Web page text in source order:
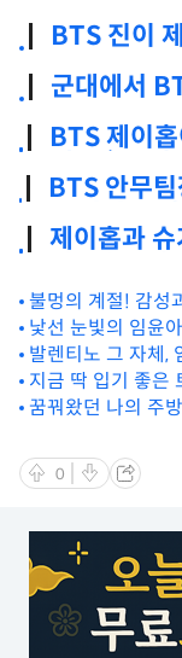
BTS 진이
군대에서
BTS 제이
BTS 안무
제이홉과
불멍의 계절! 감성
낯선 눈빛의 임윤아
발렌티노 그 자체,
지금 딱 입기 좋은
꿈꿔왔던 나의 주방
0